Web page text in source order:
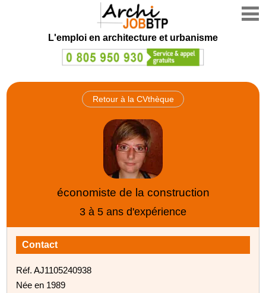
L'emploi en architecture et urbanisme
Retour à la CVthèque
économiste de la construction
3 à 5 ans d'expérience
Contact
Réf. AJ1105240938
Née en 1989